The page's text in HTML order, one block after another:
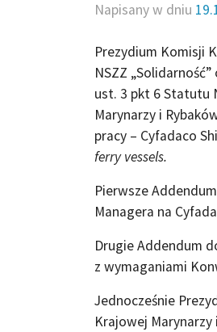
Napisany w dniu
Prezydium Komisji
NSZZ
ust. 3 pkt 6 Statutu
Marynarzy i
pracy – Cyfadaco
ferry vessels.
Pierwsze
Managera na
Drugie Addendum
z wymaganiami
Jednocześnie
Krajowej Marynarzy